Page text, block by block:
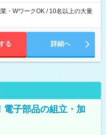
・WワークOK / 10名以上の大量
る 詳細へ
電子部品の組立・加